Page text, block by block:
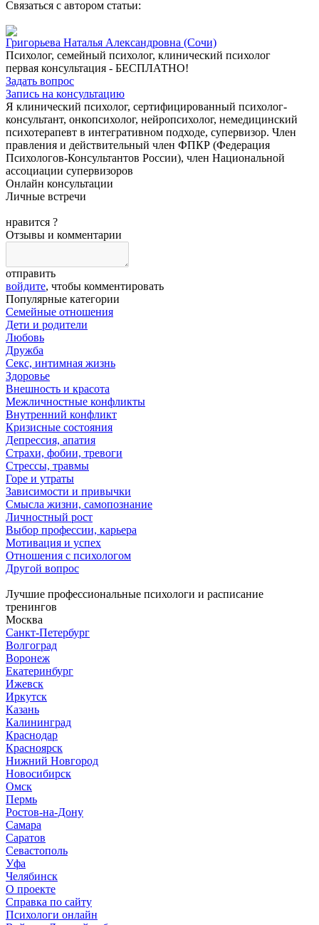
Связаться с автором статьи:
Григорьева Наталья Александровна (Сочи)
Психолог, семейный психолог, клинический психолог
первая консультация - БЕСПЛАТНО!
Задать вопрос
Запись на консультацию
Я клинический психолог, сертифицированный психолог-
консультант, онкопсихолог, нейропсихолог, немедицинский
психотерапевт в интегративном подходе, супервизор. Член
правления и действительный член ФПКР (Федерация
Психологов-Консультантов России), член Национальной
ассоциации супервизоров
Онлайн консультации
Личные встречи
нравится ?
Отзывы и комментарии
отправить
войдите, чтобы комментировать
Популярные категории
Семейные отношения
Дети и родители
Любовь
Дружба
Секс, интимная жизнь
Здоровье
Внешность и красота
Межличностные конфликты
Внутренний конфликт
Кризисные состояния
Депрессия, апатия
Страхи, фобии, тревоги
Стрессы, травмы
Горе и утраты
Зависимости и привычки
Смысла жизни, самопознание
Личностный рост
Выбор профессии, карьера
Мотивация и успех
Отношения с психологом
Другой вопрос
Лучшие профессиональные психологи и расписание
тренингов
Москва
Санкт-Петербург
Волгоград
Воронеж
Екатеринбург
Ижевск
Иркутск
Казань
Калининград
Краснодар
Красноярск
Нижний Новгород
Новосибирск
Омск
Пермь
Ростов-на-Дону
Самара
Саратов
Севастополь
Уфа
Челябинск
О проекте
Справка по сайту
Психологи онлайн